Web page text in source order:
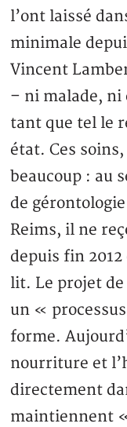
l’ont laissé
minimale
Vincent
– ni malade,
tant que tel le
état. Ces
beaucoup : au
de
Reims, il ne
depuis fin
lit. Le projet
un «
forme.
nourriture et
directement
maintiennent